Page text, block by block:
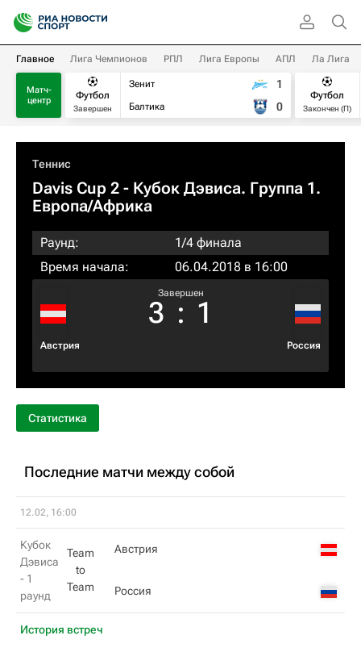
Главное Лига Чемпионов РПЛ Лига Европы АПЛ Ла Лига
Матч-
центр
Футбол
Завершен
Зенит
Балтика
1
0
Футбол
Закончен (П)
Теннис
Davis Cup 2 - Кубок Дэвиса. Группа 1.
Европа/Африка
Раунд:
1/4 финала
Время начала:
06.04.2018 в 16:00
Австрия
Завершен
3 : 1
Россия
Статистика
Последние матчи между собой
12.02, 16:00
Кубок
Дэвиса
- 1
раунд
Team
to
Team
Австрия
Россия
История встреч